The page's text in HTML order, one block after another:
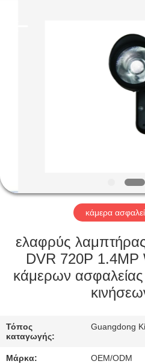
ΕΚΠΟΜΠΉ
VR
ΣΧΕΤΙΚΆ
ΕΜΆΣ
ΣΤΟ
ΕΡΓΟΣΤΆΣΙΟ
κάμερα
ελαφρύς
DVR 720P
κάμερων ασφαλείας
Τόπος
καταγωγής:
Guangdong
Μάρκα: OEM/ODM